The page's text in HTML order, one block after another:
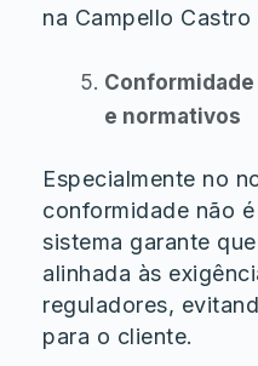
na Campello
e normativos
Especialmente no
conformidade não
sistema garante
alinhada às
reguladores,
para o cliente.